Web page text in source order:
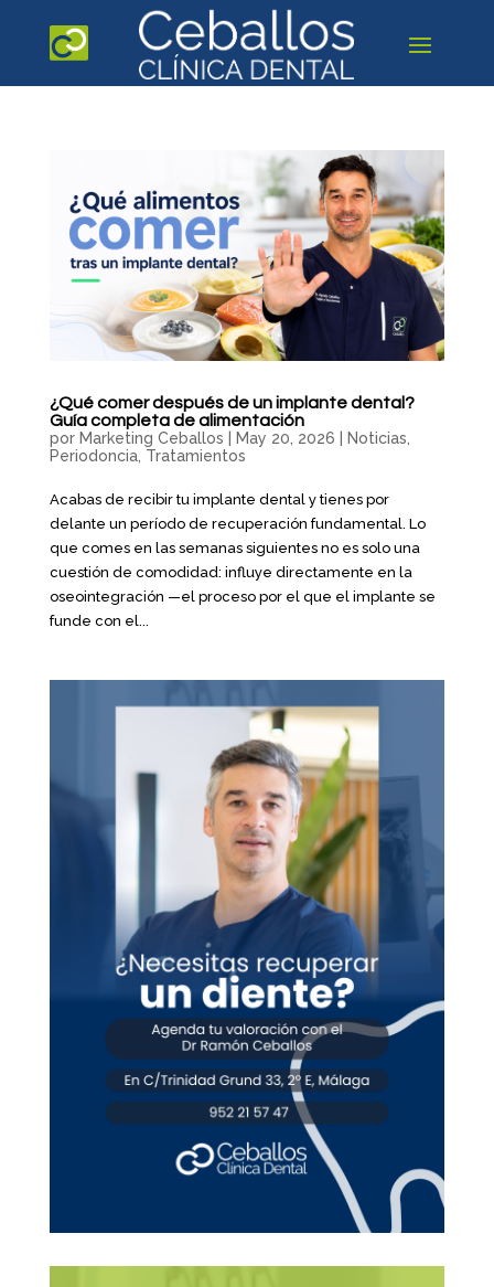
¿Qué comer después de un implante dental?
Guía completa de alimentación
por Marketing Ceballos May 20, 2026 Noticias
Periodoncia, Tratamientos
Acabas de recibir tu implante dental y tienes por
delante un período de recuperación fundamental. Lo
que comes en las semanas siguientes no es solo una
cuestión de comodidad: influye directamente en la
oseointegración —el proceso por el que el implante se
funde con el...